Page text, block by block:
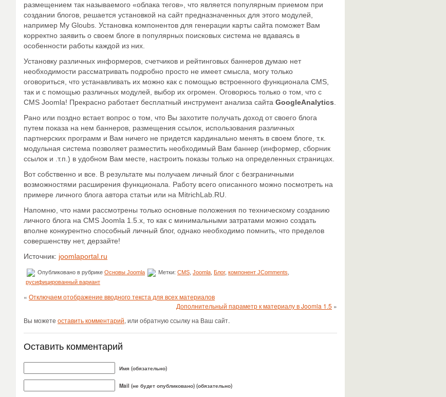
размещением так называемого «облака тегов», что является популярным приемом при
создании блогов, решается установкой на сайт предназначенных для этого модулей,
например My Gloubs . Установка компонентов для генерации карты сайта поможет Вам
корректно заявить о своем блоге в популярных поисковых система не вдаваясь в
особенности работы каждой из них.
Установку различных информеров, счетчиков и рейтинговых баннеров думаю нет
необходимости рассматривать подробно просто не имеет смысла, могу только
оговориться, что устанавливать их можно как с помощью встроенного функционала CMS,
так и с помощью различных модулей, выбор их огромен. Оговорюсь только о том, что с
CMS Joomla! Прекрасно работает бесплатный инструмент анализа сайта GoogleAnalytics
Рано или поздно встает вопрос о том, что Вы захотите получать доход от своего блога
путем показа на нем баннеров, размещения ссылок, использования различных
партнерских программ и Вам ничего не придется кардинально менять в своем блоге, т.к.
модульная система позволяет разместить необходимый Вам баннер (информер, сборник
ссылок и .т.п.) в удобном Вам месте, настроить показы только на определенных страницах.
Вот собственно и все. В результате мы получаем личный блог с безграничными
возможностями расширения функционала. Работу всего описанного можно посмотреть на
примере личного блога автора статьи или на MitrichLab.RU
Напомню, что нами рассмотрены только основные положения по техническому созданию
личного блога на CMS Joomla 1.5.x, то как с минимальными затратами можно создать
вполне конкурентно способный личный блог, однако необходимо помнить, что пределов
совершенству нет, дерзайте!
Источник: joomlaportal.ru
Опубликовано в рубрике Основы Joomla Метки: CMS Joomla Блог, компонент JComments
русифицированный вариант
« Отключаем отображение вводного текста для всех материалов
Дополнительный параметр к материалу в Joomla 1.5 »
Вы можете оставить комментарий, или обратную ссылку на Ваш сайт.
Оставить комментарий
Имя (обязательно)
Mail (не будет опубликовано) (обязательно)